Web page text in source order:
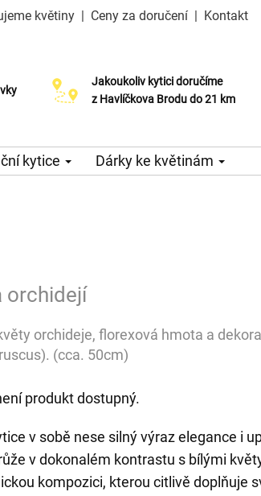
květiny | Ceny za doručení | Kontakt
Jakoukoliv kytici doručíme
z Havlíčkova Brodu do 21 km
Možnost vyzvednout v naší
kytice Dárky ke květinám
orchidejí
orchideje, florexová hmota a
(cca. 50cm)
produkt dostupný.
v sobě nese silný výraz elegance i
v dokonalém kontrastu s bílými
kompozici, kterou citlivě doplňuje